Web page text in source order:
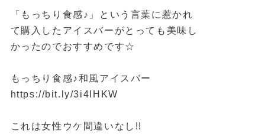
「もっちり食感♪」という言葉に惹かれ
て購入したアイスバーがとっても美味し
かったのでおすすめです☆
もっちり食感♪和風アイスバー
https://bit.ly/3i4IHKW
これは女性ウケ間違いなし!!